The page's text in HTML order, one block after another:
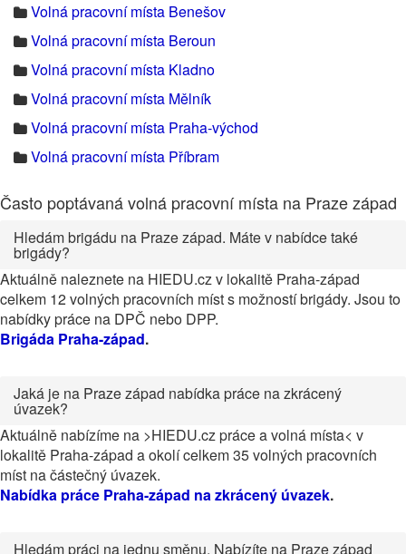
Volná pracovní místa Benešov
Volná pracovní místa Beroun
Volná pracovní místa Kladno
Volná pracovní místa Mělník
Volná pracovní místa Praha-východ
Volná pracovní místa Příbram
Často poptávaná volná pracovní místa na Praze západ
Hledám brigádu na Praze západ. Máte v nabídce také
brigády?
Aktuálně naleznete na HIEDU.cz v lokalitě Praha-západ
celkem 12 volných pracovních míst s možností brigády. Jsou to
nabídky práce na DPČ nebo DPP.
Brigáda Praha-západ.
Jaká je na Praze západ nabídka práce na zkrácený
úvazek?
Aktuálně nabízíme na >HIEDU.cz práce a volná místa< v
lokalitě Praha-západ a okolí celkem 35 volných pracovních
míst na částečný úvazek.
Nabídka práce Praha-západ na zkrácený úvazek.
Hledám práci na jednu směnu. Nabízíte na Praze západ